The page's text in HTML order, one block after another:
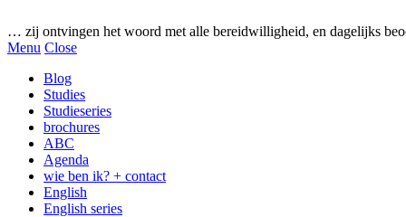
… zij ontvingen het woord met alle bereidwilligheid, en dagelijks
Menu Close
Blog
Studies
Studieseries
brochures
ABC
Agenda
wie ben ik? + contact
English
English series